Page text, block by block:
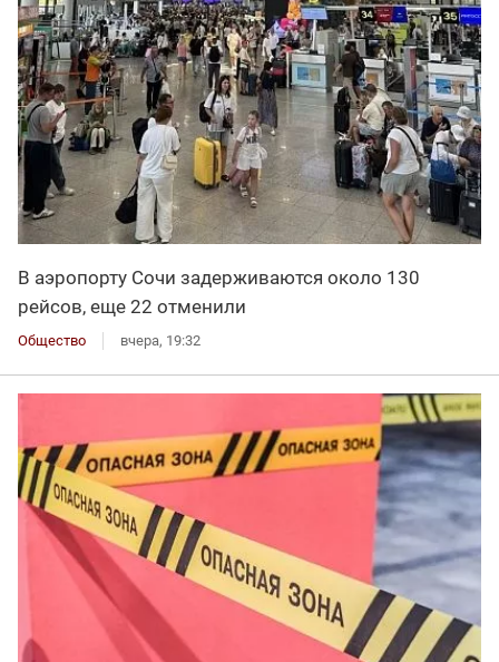
В аэропорту Сочи задерживаются около 130
рейсов, еще 22 отменили
Общество вчера, 19:32